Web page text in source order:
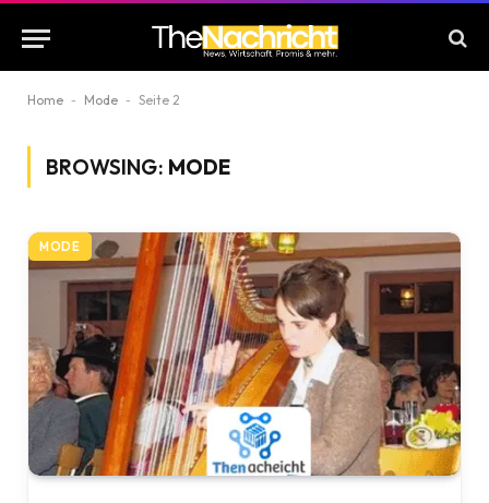
Home - Mode - Seite 2
BROWSING: MODE
MODE